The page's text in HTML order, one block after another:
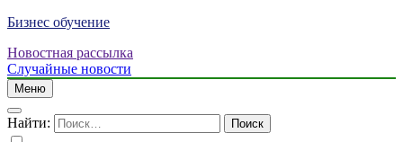
Бизнес обучение
Новостная рассылка
Случайные новости
Меню
Найти: